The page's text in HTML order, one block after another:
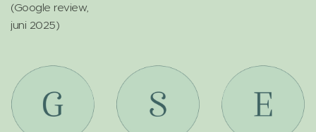
(Google review,
juni 2025)